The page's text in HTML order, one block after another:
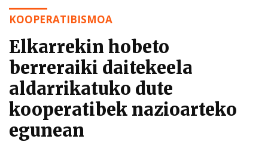
KOOPERATIBISMOA
Elkarrekin hobeto
berreraiki daitekeela
aldarrikatuko dute
kooperatibek nazioarteko
egunean